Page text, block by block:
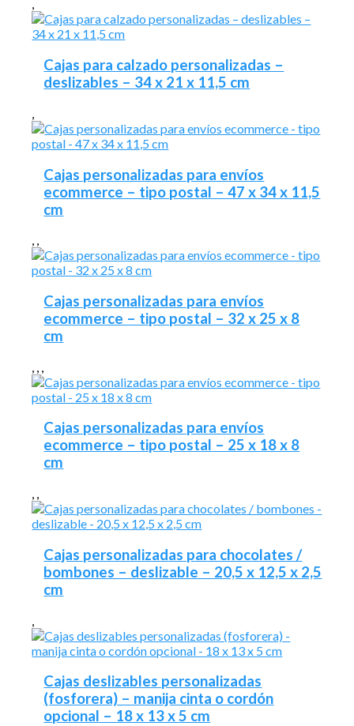
,
Cajas para calzado personalizadas –
deslizables – 34 x 21 x 11,5 cm
,
Cajas personalizadas para envíos
ecommerce – tipo postal – 47 x 34 x 11,5
cm
, ,
Cajas personalizadas para envíos
ecommerce – tipo postal – 32 x 25 x 8
cm
Cajas personalizadas para envíos
ecommerce – tipo postal – 25 x 18 x 8
cm
, ,
Cajas personalizadas para chocolates /
bombones – deslizable – 20,5 x 12,5 x 2,5
cm
Cajas deslizables personalizadas
(fosforera) – manija cinta o cordón
opcional – 18 x 13 x 5 cm